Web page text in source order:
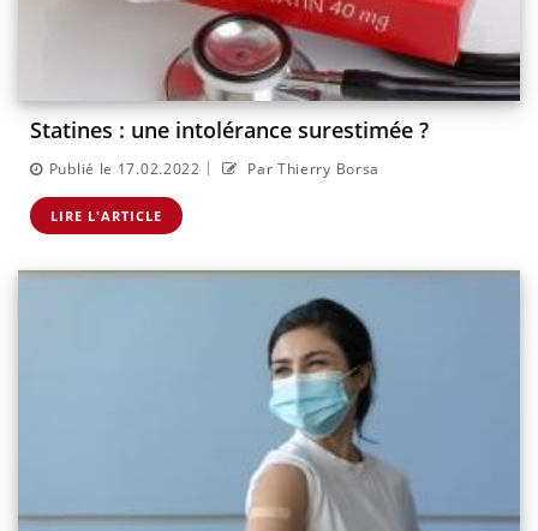
Statines : une intolérance surestimée ?
Publié le 17.02.2022 | Par Thierry Borsa
LIRE L'ARTICLE